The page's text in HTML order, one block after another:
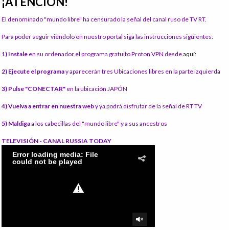
El denominado "mundo libre" ha censurado la señal del canal ruso de TV RT.
Para poder seguir viéndolo en nuestro portal siga las instrucciones siguientes:
1) Instale en su ordenador el programa gratuito Proton VPN desdeaquí:
2) Ejecute el programay aparecerán tres Ubicaciones libres en la parte izquierda
3) Pulse "CONECTAR" en la ubicación JAPÓN
4) Vuelva a entrar en nuestra weby ya podrá disfrutar de la señal de RT TV
5) Maldigaa los cabecillas del "mundo libre" y a sus ancestros
TELEVISIÓN - CANAL RUSSIA TODAY